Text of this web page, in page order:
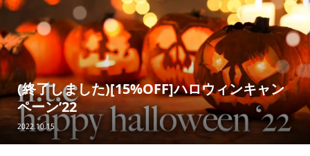
(終了しました)[15%OFF]ハロウィンキャン
ペーン’22
2022.10.15